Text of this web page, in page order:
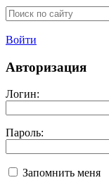
Войти
Авторизация
Логин:
Пароль:
Запомнить меня